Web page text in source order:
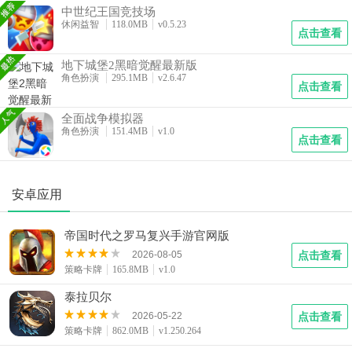
中世纪王国竞技场
休闲益智 118.0MB v0.5.23
点击查看
地下城堡2黑暗觉醒最新版
角色扮演 295.1MB v2.6.47
点击查看
全面战争模拟器
角色扮演 151.4MB v1.0
点击查看
安卓应用
帝国时代之罗马复兴手游官网版
2026-08-05
策略卡牌
165.8MB v1.0
点击查看
泰拉贝尔
2026-05-22
策略卡牌
862.0MB v1.250.264
点击查看